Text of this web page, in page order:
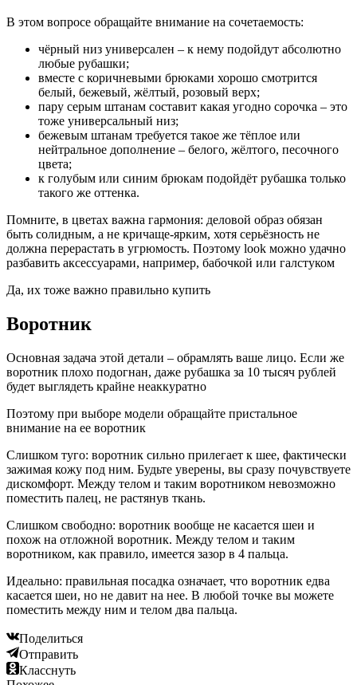
В этом вопросе обращайте внимание на сочетаемость:
чёрный низ универсален – к нему подойдут абсолютно
любые рубашки;
вместе с коричневыми брюками хорошо смотрится
белый, бежевый, жёлтый, розовый верх;
пару серым штанам составит какая угодно сорочка – это
тоже универсальный низ;
бежевым штанам требуется такое же тёплое или
нейтральное дополнение – белого, жёлтого, песочного
цвета;
к голубым или синим брюкам подойдёт рубашка только
такого же оттенка.
Помните, в цветах важна гармония: деловой образ обязан
быть солидным, а не кричаще-ярким, хотя серьёзность не
должна перерастать в угрюмость. Поэтому look можно удачно
разбавить аксессуарами, например, бабочкой или галстуком
Да, их тоже важно правильно купить
Воротник
Основная задача этой детали – обрамлять ваше лицо. Если же
воротник плохо подогнан, даже рубашка за 10 тысяч рублей
будет выглядеть крайне неаккуратно
Поэтому при выборе модели обращайте пристальное
внимание на ее воротник
Слишком туго: воротник сильно прилегает к шее, фактически
зажимая кожу под ним. Будьте уверены, вы сразу почувствуете
дискомфорт. Между телом и таким воротником невозможно
поместить палец, не растянув ткань.
Слишком свободно: воротник вообще не касается шеи и
похож на отложной воротник. Между телом и таким
воротником, как правило, имеется зазор в 4 пальца.
Идеально: правильная посадка означает, что воротник едва
касается шеи, но не давит на нее. В любой точке вы можете
поместить между ним и телом два пальца.
Поделиться
Отправить
Класснуть